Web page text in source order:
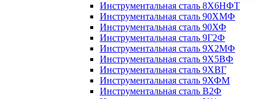
Инструментальная сталь 8Х6НФТ
Инструментальная сталь 90ХМФ
Инструментальная сталь 90ХФ
Инструментальная сталь 9Г2Ф
Инструментальная сталь 9Х2МФ
Инструментальная сталь 9Х5ВФ
Инструментальная сталь 9ХВГ
Инструментальная сталь 9ХФМ
Инструментальная сталь В2Ф